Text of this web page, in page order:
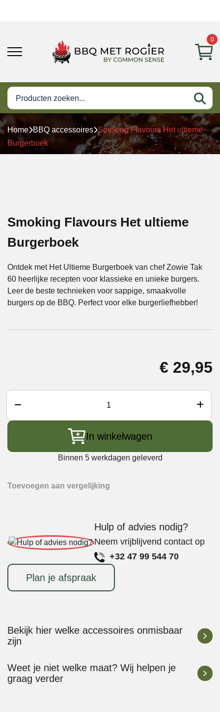
0
Home BBQ accessoires Smoking Flavours Het ultieme
Burgerboek
Smoking Flavours Het ultieme
Burgerboek
Ontdek met Het Ultieme Burgerboek van chef Zowie Tak
60 heerlijke recepten voor klassieke en unieke burgers.
Leer de beste technieken voor sappige, smaakvolle
burgers op de BBQ. Perfect voor elke burgerliefhebber!
€ 29,95
Flavours
ultieme
In winkelwagen
Binnen 5 werkdagen geleverd
Toevoegen aan vergelijking
Hulp of advies nodig?
Neem vrijblijvend contact op
+32 47 99 544 70
Plan je afspraak
Bekijk hier welke accessoires onmisbaar
zijn
Weet je niet welke maat? Wij helpen je
graag verder